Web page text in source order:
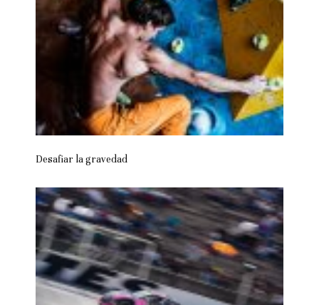
Desafiar la gravedad